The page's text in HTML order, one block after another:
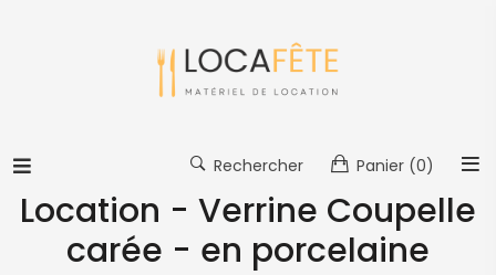
Rechercher Panier (0)
Location - Verrine Coupelle
carée - en porcelaine